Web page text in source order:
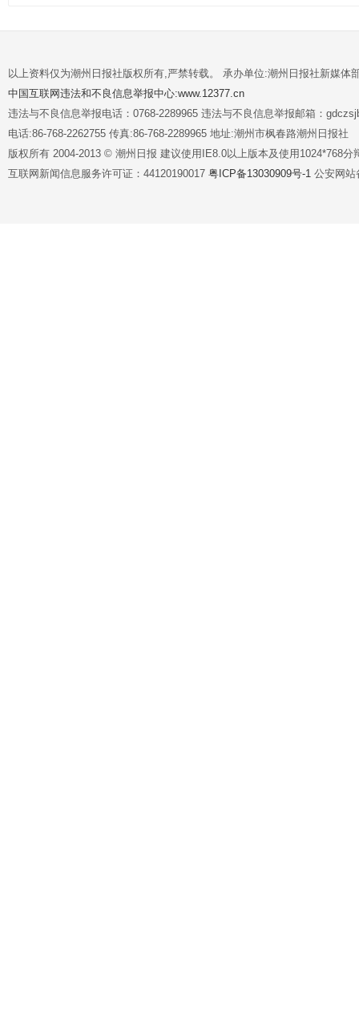
以上资料仅为潮州日报社版权所有,严禁转载。 承办单位:潮州日报社新媒体
中国互联网违法和不良信息举报中心:www.12377.cn
违法与不良信息举报电话：0768-2289965 违法与不良信息举报邮箱：
电话:86-768-2262755 传真:86-768-2289965 地址:潮州市枫春路潮州日报社
版权所有 2004-2013 © 潮州日报 建议使用IE8.0以上版本及使用1024*768分
互联网新闻信息服务许可证：44120190017 粤ICP备13030909号-1 公安网站